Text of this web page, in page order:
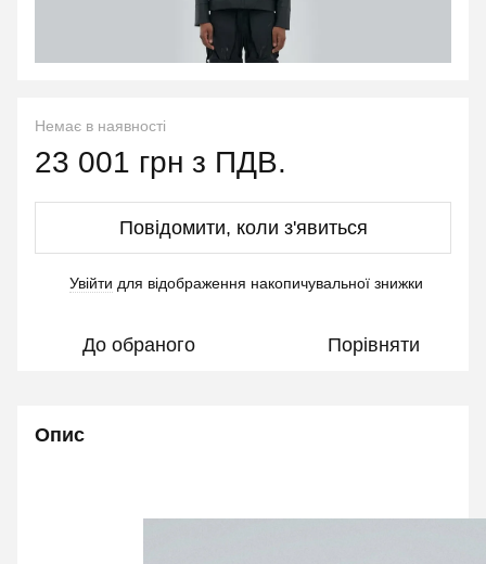
Немає в наявності
23 001 грн з ПДВ.
Повідомити, коли з'явиться
Увійти для відображення накопичувальної знижки
До обраного Порівняти
Опис